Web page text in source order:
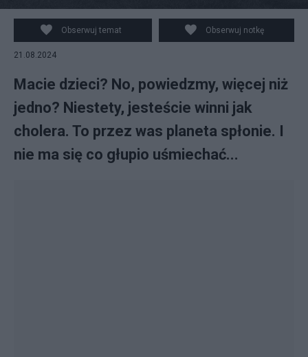
fot. Pixabay
Obserwuj temat Obserwuj notkę
21.08.2024
Macie dzieci? No, powiedzmy, więcej niż
jedno? Niestety, jesteście winni jak
cholera. To przez was planeta spłonie. I
nie ma się co głupio uśmiechać...